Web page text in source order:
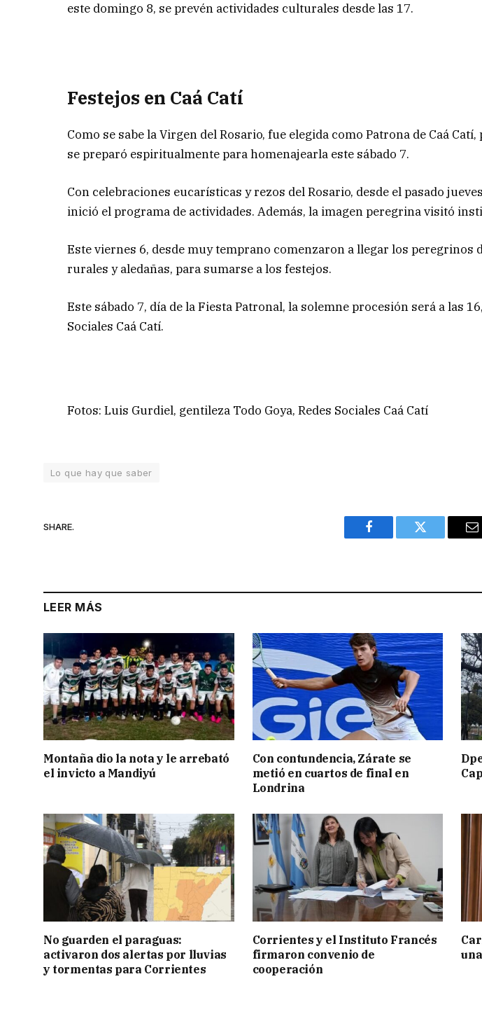
este domingo 8, se prevén actividades culturales desde las 17.
Festejos en Caá Catí
Como se sabe la Virgen del Rosario, fue elegida como Patrona de Caá
se preparó espiritualmente para homenajearla este sábado 7.
Con celebraciones eucarísticas y rezos del Rosario, desde el pasado
inició el programa de actividades. Además, la imagen peregrina visitó
Este viernes 6, desde muy temprano comenzaron a llegar los peregrinos
rurales y aledañas, para sumarse a los festejos.
Este sábado 7, día de la Fiesta Patronal, la solemne procesión será a las
Sociales Caá Catí.
Fotos: Luis Gurdiel, gentileza Todo Goya, Redes Sociales Caá Catí
Lo que hay que saber
SHARE.
Facebook Twitter
LEER MÁS
Montaña dio la nota y le arrebató
el invicto a Mandiyú
Con contundencia, Zárate se
metió en cuartos de final en
Londrina
No guarden el paraguas:
activaron dos alertas por lluvias
y tormentas para Corrientes
Corrientes y el Instituto Francés
firmaron convenio de
cooperación